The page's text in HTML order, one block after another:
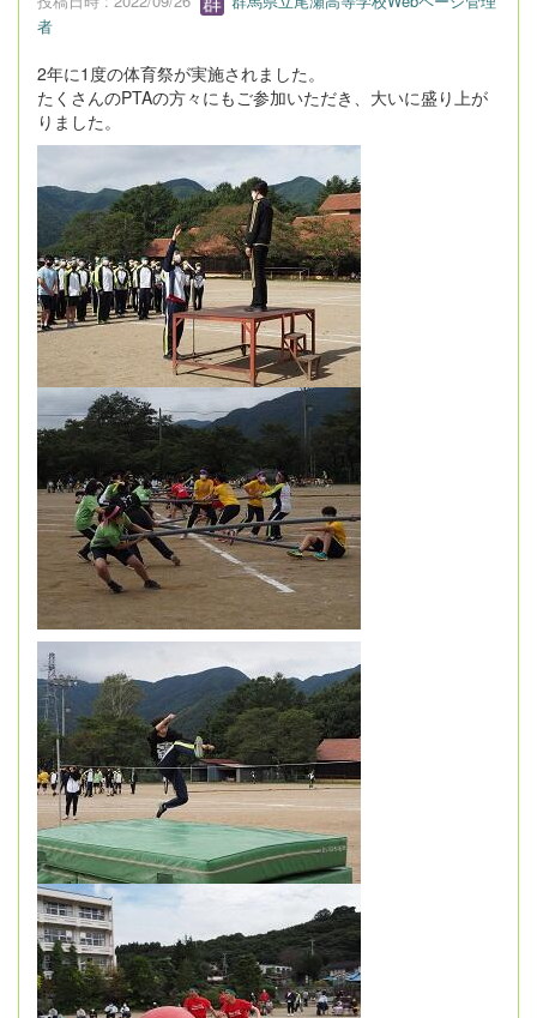
者
2年に1度の体育祭が実施されました。
たくさんのPTAの方々にもご参加いただき、大いに盛り上が
りました。